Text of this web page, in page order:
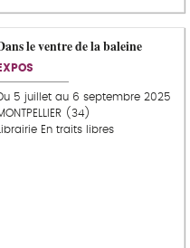
le ventre de la baleine
EXPOS
5 juillet au 6 septembre 2025
(34)
Librairie En traits libres